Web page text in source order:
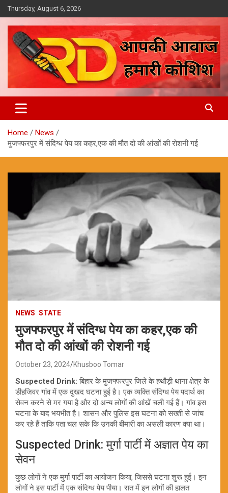
Skip
to
content
Thursday, August 6, 2026
Reporter Diaries
Home
News
मुजफ्फरपुर में संदिग्ध पेय का कहर,एक की मौत दो की आंखों की रोशनी गई
NEWS STATE
मुजफ्फरपुर में संदिग्ध पेय का कहर,एक की
मौत दो की आंखों की रोशनी गई
October 23, 2024 Khusboo Tomar
Suspected Drink: बिहार के मुजफ्फरपुर जिले के हथौड़ी थाना क्षेत्र के
डीहजिवर गांव में एक दुखद घटना हुई है। एक व्यक्ति संदिग्ध पेय पदार्थ का
सेवन करने से मर गया है और दो अन्य लोगों की आंखें चली गई हैं। गांव इस
घटना के बाद भयभीत है। शासन और पुलिस इस घटना को सख्ती से जांच
कर रहे हैं ताकि पता चल सके कि उनकी बीमारी का असली कारण क्या था।
Suspected Drink: मुर्गा पार्टी में अज्ञात पेय का
सेवन
कुछ लोगों ने एक मुर्गा पार्टी का आयोजन किया, जिससे घटना शुरू हुई। इन
लोगों ने इस पार्टी में एक संदिग्ध पेय पीया। रात में इन लोगों की हालत